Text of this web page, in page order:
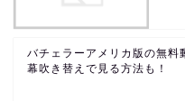
バチェラーアメリカ版の無料
幕吹き替えで見る方法も！